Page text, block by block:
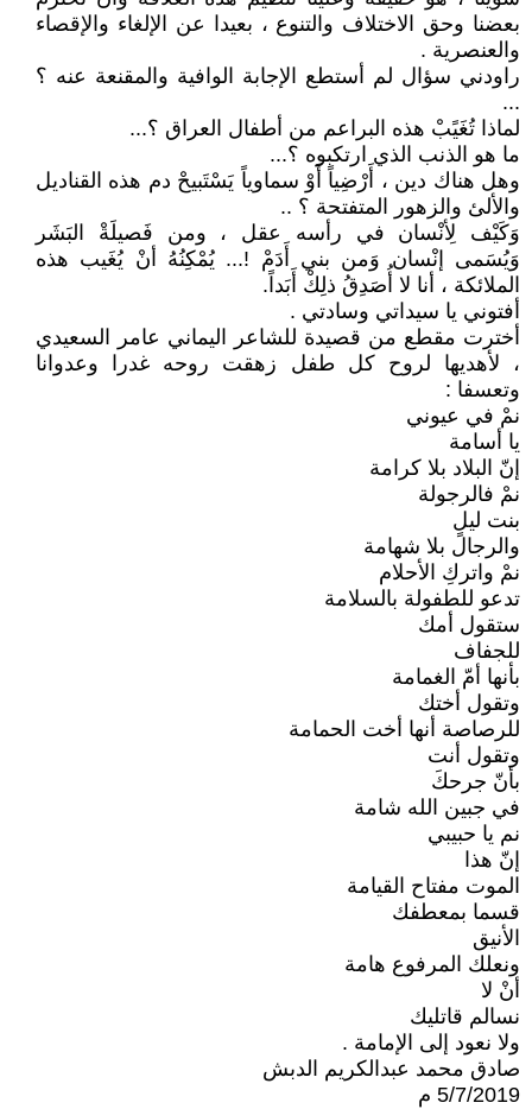
بعضنا وحق الاختلاف والتنوع ، بعيدا عن الإلغاء والإقصاء
والعنصرية .
راودني سؤال لم أستطع الإجابة الوافية والمقنعة عنه ؟
...
لماذا تُغَيًبْ هذه البراعم من أطفال العراق ؟...
ما هو الذنب الذي ارتكبوه ؟...
وهل هناك دين ، أَرْضِياً أَوْ سماوياً يَسْتَبيحْ دم هذه القناديل
والألئ والزهور المتفتحة ؟ ..
وَكَيْف لِأنْسان في رأسه عقل ، ومن فَصيلَةْ البَشَر
وَيُسَمى إنْسان وَمن بني أَدَمْ !... يُمْكِنُهُ أنْ يُغَيب هذه
الملائكة ، أنا لا أُصَدِقُ ذلِكْ أَبَداً.
أفتوني يا سيداتي وسادتي .
أخترت مقطع من قصيدة للشاعر اليماني عامر السعيدي
، لأهديها لروح كل طفل زهقت روحه غدرا وعدوانا
وتعسفا :
نمْ في عيوني
يا أسامة
إنّ البلاد بلا كرامة
نمْ فالرجولة
بنت ليلٍ
والرجال بلا شهامة
نمْ واتركِ الأحلام
تدعو للطفولة بالسلامة
ستقول أمك
للجفاف
بأنها أمّ الغمامة
وتقول أختك
للرصاصة أنها أخت الحمامة
وتقول أنت
بأنّ جرحكَ
في جبين الله شامة
نم يا حبيبي
إنّ هذا
الموت مفتاح القيامة
قسما بمعطفك
الأنيق
ونعلك المرفوع هامة
أنْ لا
نسالم قاتليك
ولا نعود إلى الإمامة .
صادق محمد عبدالكريم الدبش
5/7/2019 م